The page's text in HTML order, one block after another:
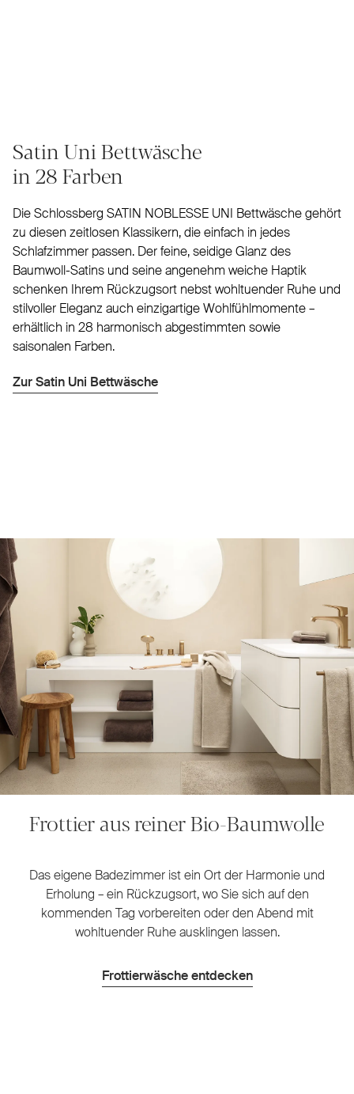
Satin Uni Bettwäsche
in 28 Farben
Die Schlossberg SATIN NOBLESSE UNI Bettwäsche gehört
zu diesen zeitlosen Klassikern, die einfach in jedes
Schlafzimmer passen. Der feine, seidige Glanz des
Baumwoll-Satins und seine angenehm weiche Haptik
schenken Ihrem Rückzugsort nebst wohltuender Ruhe und
stilvoller Eleganz auch einzigartige Wohlfühlmomente –
erhältlich in 28 harmonisch abgestimmten sowie
saisonalen Farben.
Zur Satin Uni Bettwäsche
Frottier aus reiner Bio-Baumwolle
Das eigene Badezimmer ist ein Ort der Harmonie und
Erholung – ein Rückzugsort, wo Sie sich auf den
kommenden Tag vorbereiten oder den Abend mit
wohltuender Ruhe ausklingen lassen.
Frottierwäsche entdecken